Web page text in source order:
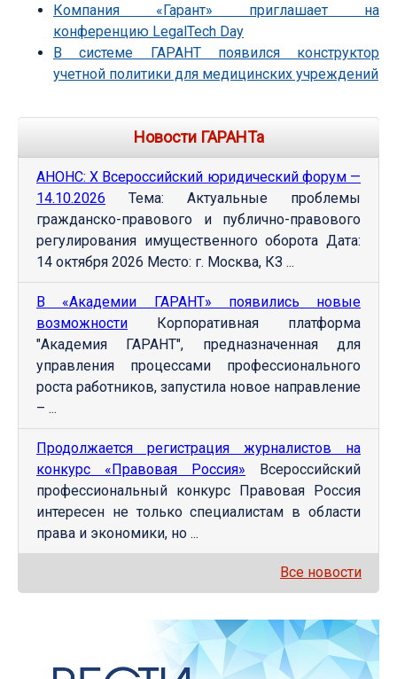
Компания «Гарант» приглашает на
конференцию LegalTech Day
В системе ГАРАНТ появился конструктор
учетной политики для медицинских учреждений
Новости ГАРАНТа
АНОНС: Х Всероссийский юридический форум —
14.10.2026 Тема: Актуальные проблемы
гражданско-правового и публично-правового
регулирования имущественного оборота Дата:
14 октября 2026 Место: г. Москва, КЗ ...
В «Академии ГАРАНТ» появились новые
возможности Корпоративная платформа
"Академия ГАРАНТ", предназначенная для
управления процессами профессионального
роста работников, запустила новое направление
– ...
Продолжается регистрация журналистов на
конкурс «Правовая Россия» Всероссийский
профессиональный конкурс Правовая Россия
интересен не только специалистам в области
права и экономики, но ...
Все новости